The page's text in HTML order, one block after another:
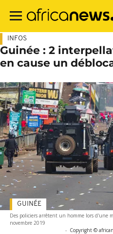
contenu
INFOS
Guinée : 2
en cause un
Des policiers arrêtent un homme lors d'une
novembre 2019
- Copyright ©
GUINÉE